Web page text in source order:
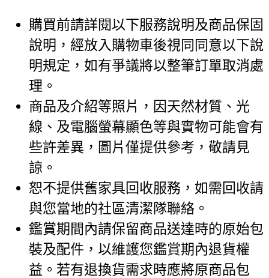
購買前請詳閱以下服務說明及商品保固
說明，經放入購物車後視同同意以下說
明規定，如有爭議將以整筆訂單取消處
理。
商品及介紹等照片，因天然材質、光
線、及電腦螢幕顯色等與實物可能會有
些許差異，圖片僅提供參考，敬請見
諒。
恕不提供舊家具回收服務，如需回收請
與您當地的社區清潔隊聯絡。
鑑賞期間內請保留商品送達時的原始包
裝及配件，以維護您鑑賞期內退貨權
益。若有退換貨需求時應將原商品包